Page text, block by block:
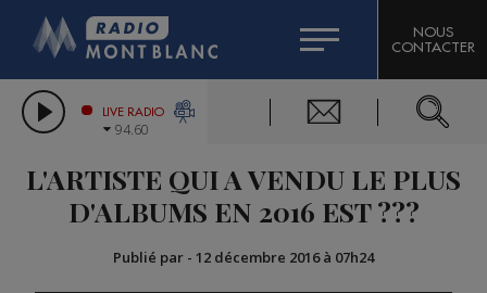
LES CHRONIQUES DE L'EXPERT
CITIZEN MACHINERY
GRAND MASSIF DOMAINES SKIABLES
BIGARD
COMPAGNIE DU MONT-BLANC
NOUS
CONTACTER
LIVE RADIO
94.60
L'ARTISTE QUI A VENDU LE PLUS
D'ALBUMS EN 2016 EST ???
Publié par - 12 décembre 2016 à 07h24